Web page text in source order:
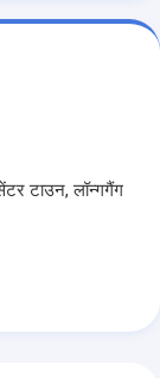
टाउन, लॉन्गगैंग